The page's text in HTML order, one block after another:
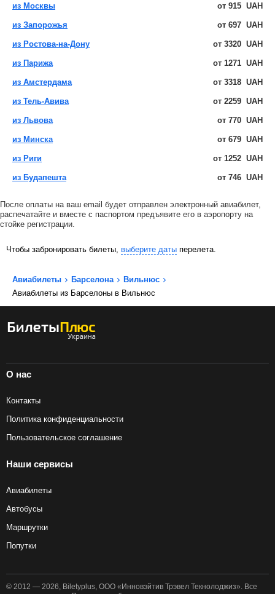
из Москвы от 915 UAH
из Запорожья от 697 UAH
из Ростова-на-Дону от 3320 UAH
из Парижа от 1271 UAH
из Амстердама от 3318 UAH
из Тель-Авива от 2259 UAH
из Львова от 770 UAH
из Минска от 679 UAH
из Риги от 1252 UAH
из Будапешта от 746 UAH
После оплаты на ваш email будет отправлен электронный авиабилет,
распечатайте и вместе с паспортом предъявите его в аэропорту на
стойке регистрации.
Чтобы забронировать билеты, выберите даты перелета.
Авиабилеты Барселона
Вильнюс
Авиабилеты из Барселоны в Вильнюс
О нас
Контакты
Политика конфиденциальности
Пользовательское соглашение
Наши сервисы
Авиабилеты
Автобусы
Маршрутки
Попутки
© 2012 — 2026, Biletyplus, ООО «Инновэйтив Трэвел Текнолоджиз». Все